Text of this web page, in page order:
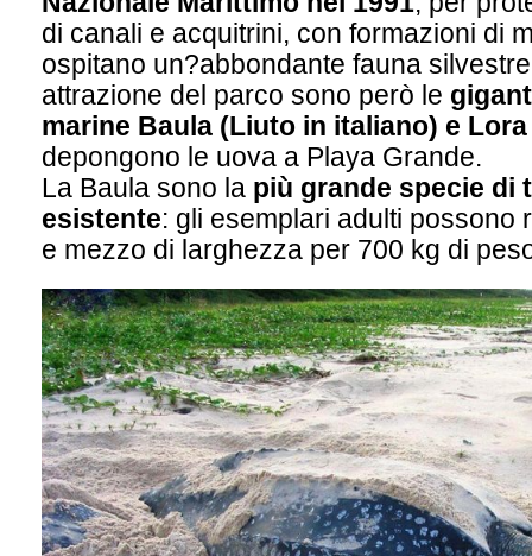
di canali e acquitrini, con formazioni di
ospitano un?abbondante fauna
attrazione del parco sono però le
marine Baula (Liuto in italiano) e
depongono le uova a Playa Grande.
La Baula sono la più grande specie di
esistente: gli esemplari adulti possono
e mezzo di larghezza per 700 kg di